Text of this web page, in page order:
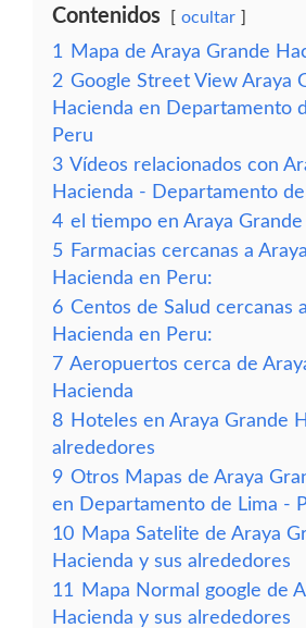
Contenidos ocultar
1
Mapa de Araya Grande
2 Google Street View Araya
Hacienda en Departamento
Peru
3 Vídeos relacionados con
Hacienda - Departamento
4 el tiempo en Araya
5 Farmacias cercanas a
Hacienda en Peru:
6 Centos de Salud cercanas
Hacienda en Peru:
7 Aeropuertos cerca de
Hacienda
8 Hoteles en Araya Grande
alrededores
9 Otros Mapas de Araya
en Departamento de Lima -
10 Mapa Satelite de Araya
Hacienda y sus alrededores
11
Mapa Normal google de
Hacienda y sus alrededores